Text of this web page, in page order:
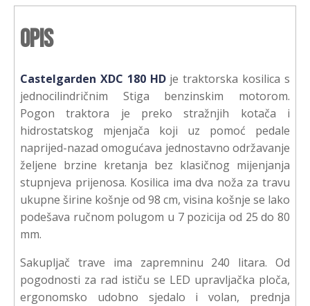
Opis
Castelgarden XDC 180 HDje traktorska kosilica s
jednocilindričnim Stiga benzinskim motorom.
Pogon traktora je preko stražnjih kotača i
hidrostatskog mjenjača koji uz pomoć pedale
naprijed-nazad omogućava jednostavno održavanje
željene brzine kretanja bez klasičnog mijenjanja
stupnjeva prijenosa. Kosilica ima dva noža za travu
ukupne širine košnje od 98 cm, visina košnje se lako
podešava ručnom polugom u 7 pozicija od 25 do 80
mm.
Sakupljač trave ima zapremninu 240 litara. Od
pogodnosti za rad ističu se LED upravljačka ploča,
ergonomsko udobno sjedalo i volan, prednja